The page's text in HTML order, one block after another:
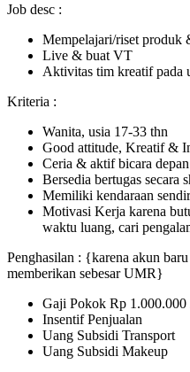
Job desc :
Mempelajari/riset produk
Live & buat VT
Aktivitas tim kreatif pada
Kriteria :
Wanita, usia 17-33 thn
Good attitude, Kreatif &
Ceria & aktif bicara
Bersedia bertugas secara
Memiliki kendaraan
Motivasi Kerja karena
waktu luang, cari
Penghasilan : {karena akun
memberikan sebesar UMR}
Gaji Pokok Rp 1.000.000
Insentif Penjualan
Uang Subsidi Transport
Uang Subsidi Makeup